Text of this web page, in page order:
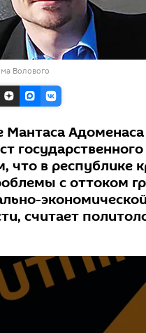
Волового
Адоменаса
что в республике
с оттоком
экономической
считает